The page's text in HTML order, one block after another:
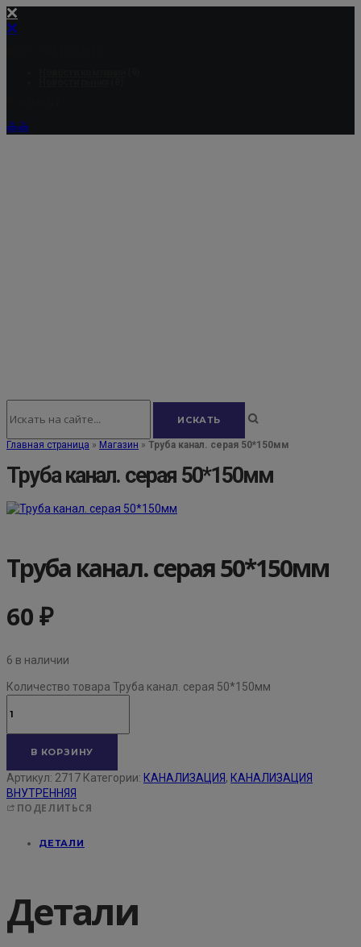
Главная страница » Магазин » Труба канал. серая 50*150мм
Труба канал. серая 50*150мм
Труба канал. серая 50*150мм
60₽
6 в наличии
Количество товара Труба канал. серая 50*150мм
В КОРЗИНУ
Артикул: 2717 Категории: КАНАЛИЗАЦИЯ, КАНАЛИЗАЦИЯ
ВНУТРЕННЯЯ
ПОДЕЛИТЬСЯ
ДЕТАЛИ
Детали